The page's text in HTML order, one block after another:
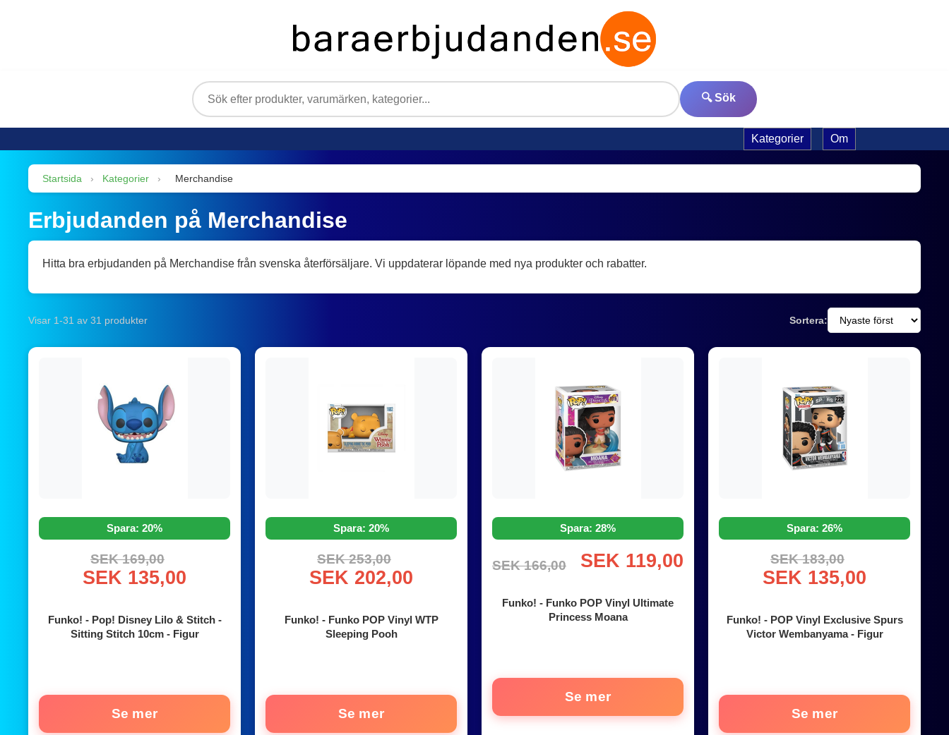
🔍 Sök
Kategorier Om
Startsida › Kategorier › Merchandise
Erbjudanden på Merchandise
Hitta bra erbjudanden på Merchandise från svenska återförsäljare. Vi uppdaterar löpande med nya produkter och rabatter.
Visar 1-31 av 31 produkter Sortera:
Spara: 20%
SEK 169,00
SEK 135,00
Funko! - Pop! Disney Lilo & Stitch -
Sitting Stitch 10cm - Figur
Se mer
Spara: 20%
SEK 253,00
SEK 202,00
Funko! - Funko POP Vinyl WTP
Sleeping Pooh
Se mer
Spara: 28%
SEK 166,00 SEK 119,00
Funko! - Funko POP Vinyl Ultimate
Princess Moana
Se mer
Spara: 26%
SEK 183,00
SEK 135,00
Funko! - POP Vinyl Exclusive Spurs
Victor Wembanyama - Figur
Se mer